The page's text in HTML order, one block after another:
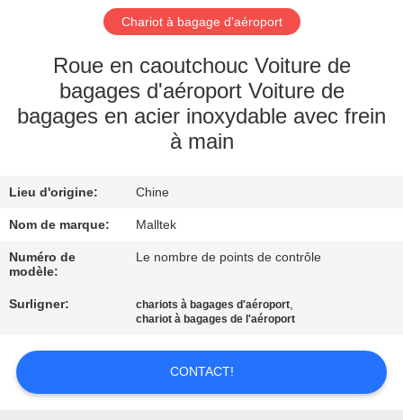
NOUS
VISITE
CONTRÔLE
DE
QUALITÉ
CONTACTEZ-
NOUS
NOUVELLES
Chariot à bagage d'aéroport
Roue en caoutchouc Voiture de
bagages d'aéroport Voiture de
bagages en acier inoxydable avec frein
à main
Lieu d'origine: Chine
Nom de marque: Malltek
Numéro de
modèle:
Le nombre de points de contrôle
Surligner: chariots à bagages d'aéroport,
chariot à bagages de l'aéroport
CONTACT!